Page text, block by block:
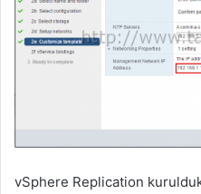
vSphere Replication